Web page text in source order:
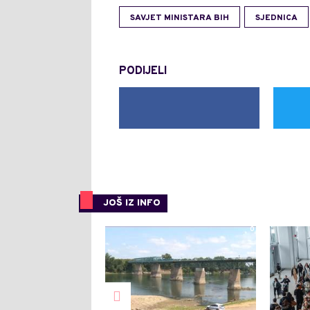
SAVJET MINISTARA BIH SJEDNICA
PODIJELI
JOŠ IZ INFO
0